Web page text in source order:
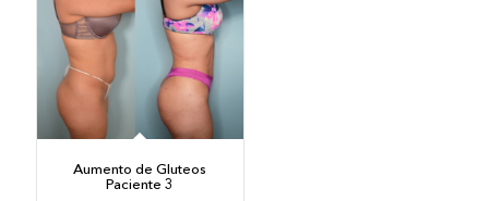
Aumento de Gluteos
Paciente 3